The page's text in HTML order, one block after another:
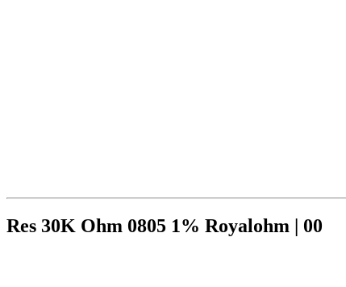
Res 30K Ohm 0805 1% Royalohm | 00